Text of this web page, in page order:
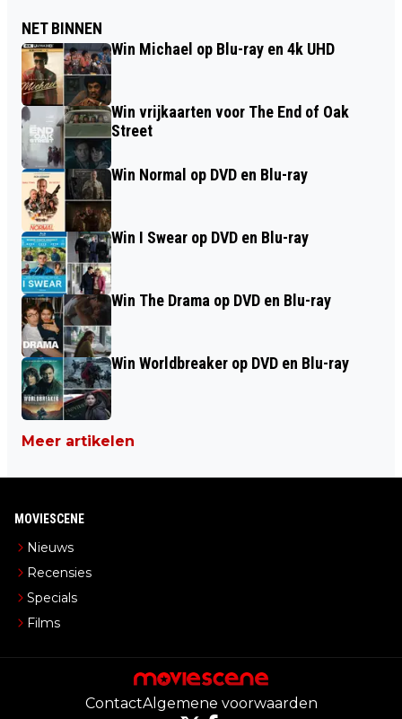
NET BINNEN
Win Michael op Blu-ray en 4k UHD
Win vrijkaarten voor The End of Oak
Street
Win Normal op DVD en Blu-ray
Win I Swear op DVD en Blu-ray
Win The Drama op DVD en Blu-ray
Win Worldbreaker op DVD en Blu-ray
Meer artikelen
MOVIESCENE
Nieuws
Recensies
Specials
Films
ContactAlgemene voorwaarden